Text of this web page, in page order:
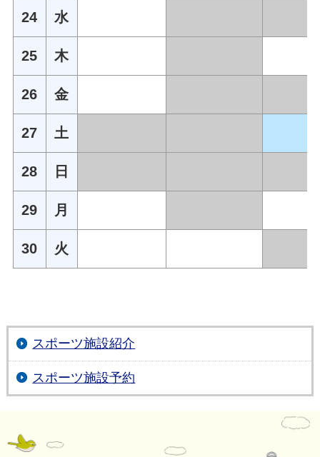
24 水
25 木
26 金
27 土
28 日
29 月
30 火
スポーツ施設紹介
スポーツ施設予約